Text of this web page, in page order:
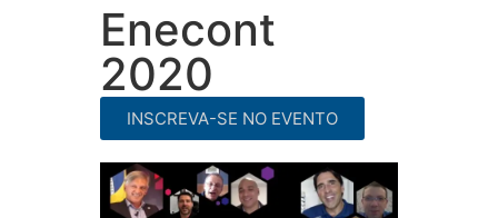
Enecont
2020
INSCREVA-SE NO EVENTO